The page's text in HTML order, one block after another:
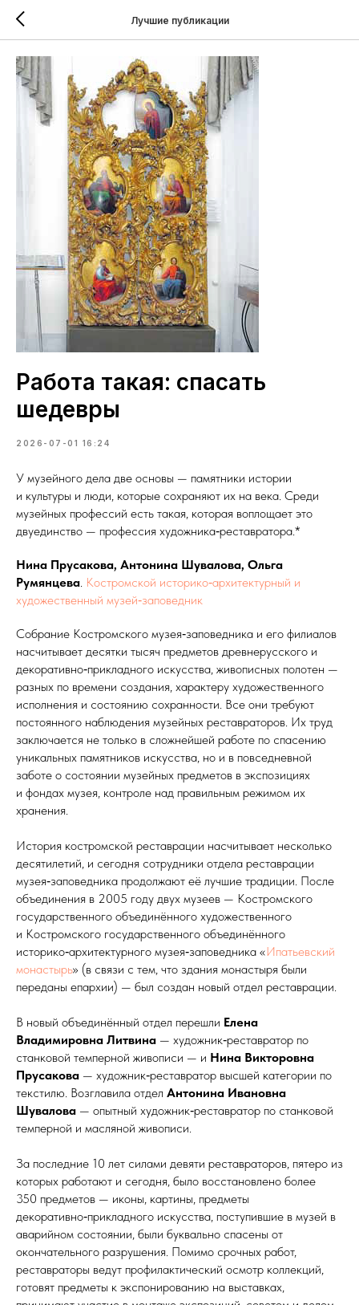
Лучшие публикации
Работа такая: спасать
шедевры
2026-07-01 16:24
У музейного дела две основы — памятники истории
и культуры и люди, которые сохраняют их на века. Среди
музейных профессий есть такая, которая воплощает это
двуединство — профессия художника‑реставратора.*
Нина Прусакова, Антонина Шувалова, Ольга
Румянцева. Костромской историко‑архитектурный и
художественный музей‑заповедник
Собрание Костромского музея‑заповедника и его филиалов
насчитывает десятки тысяч предметов древнерусского и
декоративно‑прикладного искусства, живописных полотен —
разных по времени создания, характеру художественного
исполнения и состоянию сохранности. Все они требуют
постоянного наблюдения музейных реста­враторов. Их труд
заключается не только в сложнейшей работе по спасению
уникальных памятников искусства, но и в повседневной
заботе о состоянии музейных предметов в экспозициях
и фондах музея, контроле над правильным режимом их
хранения.
История костромской реставрации насчитывает несколько
десятилетий, и сегодня сотрудники отдела реставрации
музея‑заповедника продолжают её лучшие традиции. После
объединения в 2005 году двух музеев — Костромского
государственного объединённого художественного
и Костромского государственного объединённого
историко‑архитектурного музея‑заповедника «Ипатьевский
монастырь» (в связи с тем, что здания монастыря были
переданы епархии) — был создан новый отдел реставрации.
В новый объединённый отдел перешли Елена
Владимировна Литвина — художник‑реставратор по
станковой темперной живописи — и Нина Викторовна
Прусакова — художник‑реста­вратор высшей категории по
текстилю. Возглавила отдел Антонина Ивановна
Шувалова — опытный художник‑реставратор по станковой
темперной и масляной живописи.
За последние 10 лет силами девяти реставраторов, пятеро из
которых работают и сегодня, было восстановлено более
350 предметов — иконы, картины, предметы
декоративно‑прикладного искусства, поступившие в музей в
аварийном состоянии, были буквально спасены от
окончательного разрушения. Помимо срочных работ,
реставраторы ведут профилактический осмотр коллекций,
готовят предметы к экспонированию на выставках,